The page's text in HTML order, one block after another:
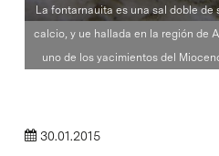
La fontarnauita es una sal doble
calcio, y ue hallada en la región de
uno de los yacimientos del
30.01.2015